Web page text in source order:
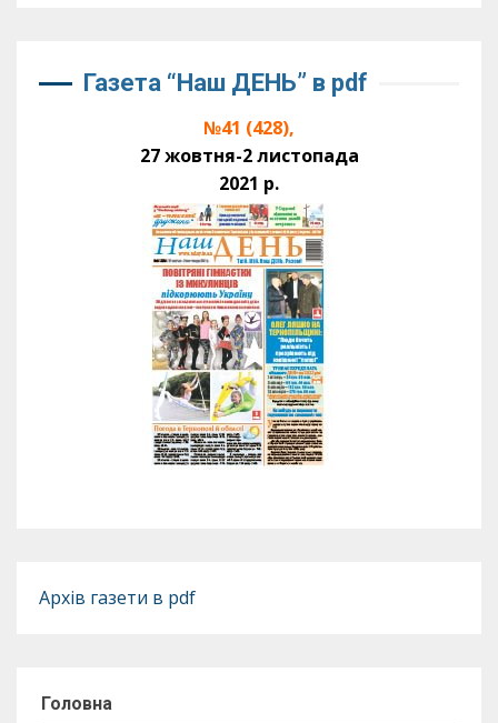
Газета “Наш ДЕНЬ” в pdf
№41 (428),
27 жовтня-2 листопада
2021 р.
Архів газети в pdf
Головна